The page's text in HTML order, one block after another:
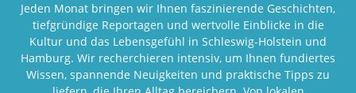
Jeden Monat bringen wir Ihnen faszinierende Geschichten,
tiefgründige Reportagen und wertvolle Einblicke in die
Kultur und das Lebensgefühl in Schleswig-Holstein und
Hamburg. Wir recherchieren intensiv, um Ihnen fundiertes
Wissen, spannende Neuigkeiten und praktische Tipps zu